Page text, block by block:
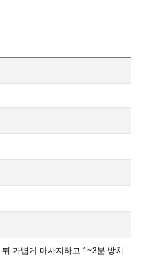
가볍게 마사지하고 1~3분 방치